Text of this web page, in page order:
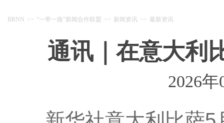
BRNN >> “一带一路”新闻合作联盟 >> 新闻资讯 >> 最新资讯
通讯｜在意大利
2026